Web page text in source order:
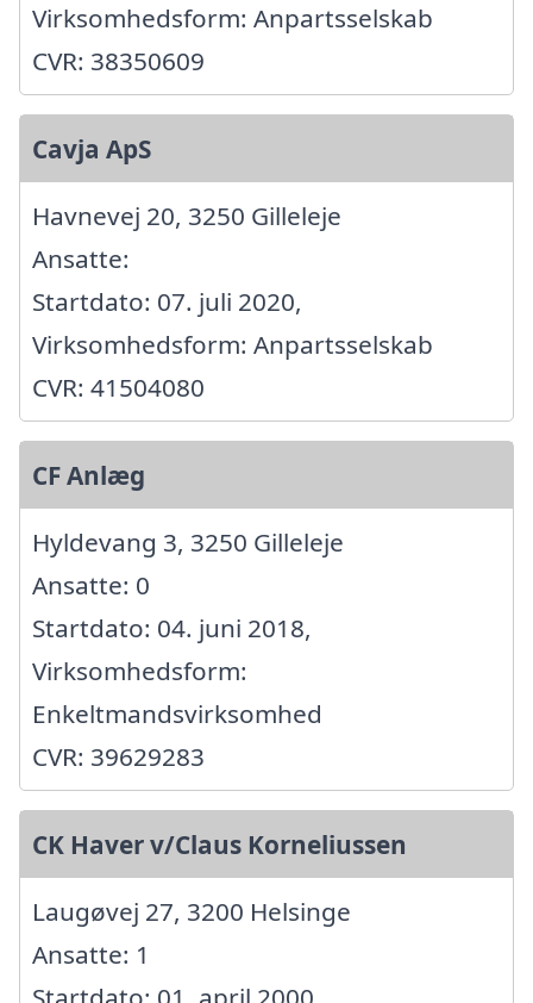
Virksomhedsform: Anpartsselskab
CVR: 38350609
Cavja ApS
Havnevej 20, 3250 Gilleleje
Ansatte:
Startdato: 07. juli 2020,
Virksomhedsform: Anpartsselskab
CVR: 41504080
CF Anlæg
Hyldevang 3, 3250 Gilleleje
Ansatte: 0
Startdato: 04. juni 2018,
Virksomhedsform:
Enkeltmandsvirksomhed
CVR: 39629283
CK Haver v/Claus Korneliussen
Laugøvej 27, 3200 Helsinge
Ansatte: 1